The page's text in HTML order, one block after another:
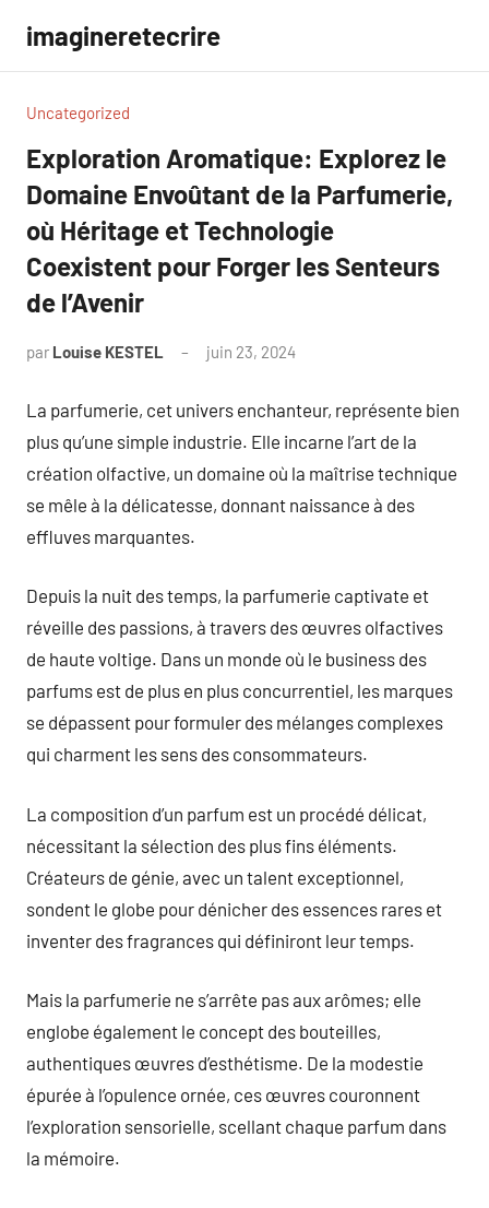
contenu
imagineretecrire
Uncategorized
Exploration Aromatique: Explorez le
Domaine Envoûtant de la Parfumerie,
où Héritage et Technologie
Coexistent pour Forger les Senteurs
de l’Avenir
par Louise KESTEL juin 23, 2024
La parfumerie, cet univers enchanteur, représente bien
plus qu’une simple industrie. Elle incarne l’art de la
création olfactive, un domaine où la maîtrise technique
se mêle à la délicatesse, donnant naissance à des
effluves marquantes.
Depuis la nuit des temps, la parfumerie captivate et
réveille des passions, à travers des œuvres olfactives
de haute voltige. Dans un monde où le business des
parfums est de plus en plus concurrentiel, les marques
se dépassent pour formuler des mélanges complexes
qui charment les sens des consommateurs.
La composition d’un parfum est un procédé délicat,
nécessitant la sélection des plus fins éléments.
Créateurs de génie, avec un talent exceptionnel,
sondent le globe pour dénicher des essences rares et
inventer des fragrances qui définiront leur temps.
Mais la parfumerie ne s’arrête pas aux arômes; elle
englobe également le concept des bouteilles,
authentiques œuvres d’esthétisme. De la modestie
épurée à l’opulence ornée, ces œuvres couronnent
l’exploration sensorielle, scellant chaque parfum dans
la mémoire.